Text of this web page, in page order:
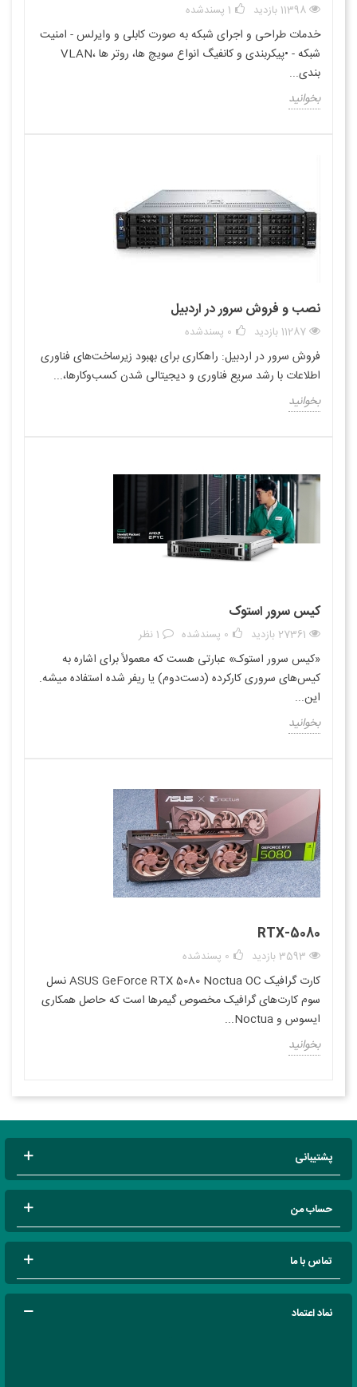
11398 بازدید 1 پسندشده
خدمات طراحی و اجرای شبکه به صورت کابلی و وایرلس - امنیت
شبکه - •پیکربندی و کانفیگ انواع سویچ ها، روتر ها ،VLAN
بندی...
بخوانید
نصب و فروش سرور در اردبیل
11287 بازدید 0 پسندشده
فروش سرور در اردبیل: راهکاری برای بهبود زیرساخت‌های فناوری
اطلاعات با رشد سریع فناوری و دیجیتالی شدن کسب‌وکارها،...
بخوانید
کیس سرور استوک
27361 بازدید 0 پسندشده 1 نظر
«کیس سرور استوک» عبارتی هست که معمولاً برای اشاره به
کیس‌های سروری کارکرده (دست‌دوم) یا ریفر شده استفاده میشه.
این...
بخوانید
RTX-5080
3593 بازدید 0 پسندشده
کارت گرافیک ASUS GeForce RTX 5080 Noctua OC نسل
سوم کارت‌های گرافیک مخصوص گیمرها است که حاصل همکاری
ایسوس و Noctua...
بخوانید
پشتیبانی
حساب من
تماس با ما
نماد اعتماد